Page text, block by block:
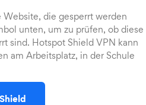
Website, die gesperrt werden
unten, um zu prüfen, ob diese
sind. Hotspot Shield VPN kann
am Arbeitsplatz, in der Schule